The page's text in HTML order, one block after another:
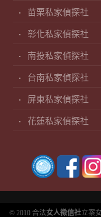
苗栗私家偵探社
彰化私家偵探社
南投私家偵探社
台南私家偵探社
屏東私家偵探社
花蓮私家偵探社
© 2010 合法女人徵信社立案